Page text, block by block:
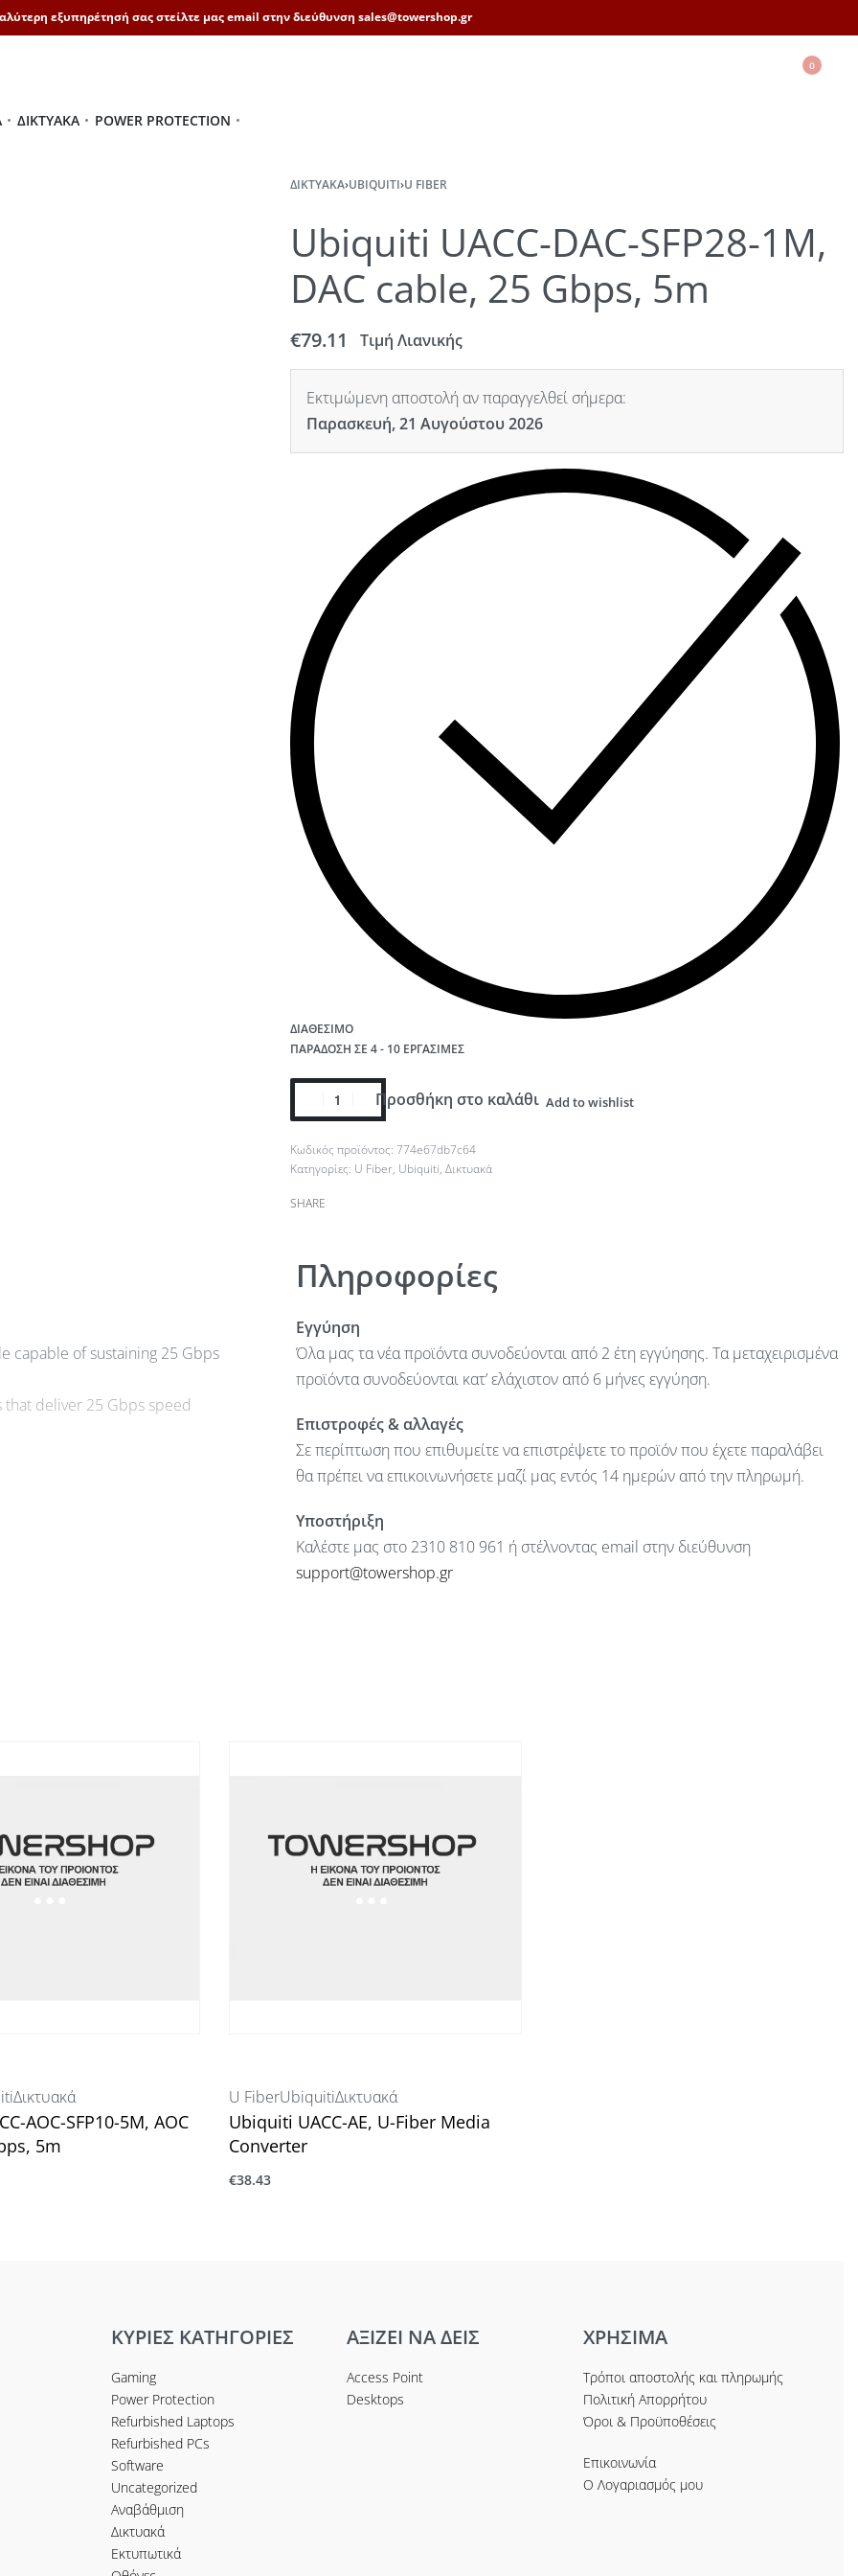
εξυπηρέτησή σας στείλτε μας email στην διεύθυνση sales@towershop.gr
0
ΔΙΚΤΥΑΚΆ POWER PROTECTION
ΔΙΚΤΥΑΚΆ›UBIQUITI›U FIBER
Ubiquiti UACC-DAC-SFP28-1M,
DAC cable, 25 Gbps, 5m
€79.11 Τιμή Λιανικής
Εκτιμώμενη αποστολή αν παραγγελθεί σήμερα:
Παρασκευή, 21 Αυγούστου 2026
ΔΙΑΘΈΣΙΜΟ
ΠΑΡΆΔΟΣΗ ΣΕ 4 - 10 ΕΡΓΆΣΙΜΕΣ
Προσθήκη στο καλάθι Add to wishlist
774e67db7c64
Κατηγορίες: U Fiber, Ubiquiti, Δικτυακά
SHARE
capable of sustaining 25 Gbps
deliver 25 Gbps speed
Πληροφορίες
Εγγύηση
Όλα μας τα νέα προϊόντα συνοδεύονται από 2 έτη εγγύησης. Τα μεταχειρισμένα
προϊόντα συνοδεύονται κατ’ ελάχιστον από 6 μήνες εγγύηση.
Επιστροφές & αλλαγές
Σε περίπτωση που επιθυμείτε να επιστρέψετε το προϊόν που έχετε παραλάβει
θα πρέπει να επικοινωνήσετε μαζί μας εντός 14 ημερών από την πληρωμή.
Υποστήριξη
Καλέστε μας στο 2310 810 961 ή στέλνοντας email στην διεύθυνση
support@towershop.gr
Δικτυακά
AOC-SFP10-5M, AOC
5m
U FiberUbiquitiΔικτυακά
Ubiquiti UACC-AE, U-Fiber Media
Converter
€38.43
ΚΥΡΙΕΣ ΚΑΤΗΓΟΡΙΕΣ
Gaming
Power Protection
Refurbished Laptops
Refurbished PCs
Software
Uncategorized
Αναβάθμιση
Δικτυακά
Εκτυπωτικά
ΑΞΙΖΕΙ ΝΑ ΔΕΙΣ
Access Point
Desktops
ΧΡΗΣΙΜΑ
Τρόποι αποστολής και πληρωμής
Πολιτική Απορρήτου
Όροι & Προϋποθέσεις
Επικοινωνία
Ο Λογαριασμός μου